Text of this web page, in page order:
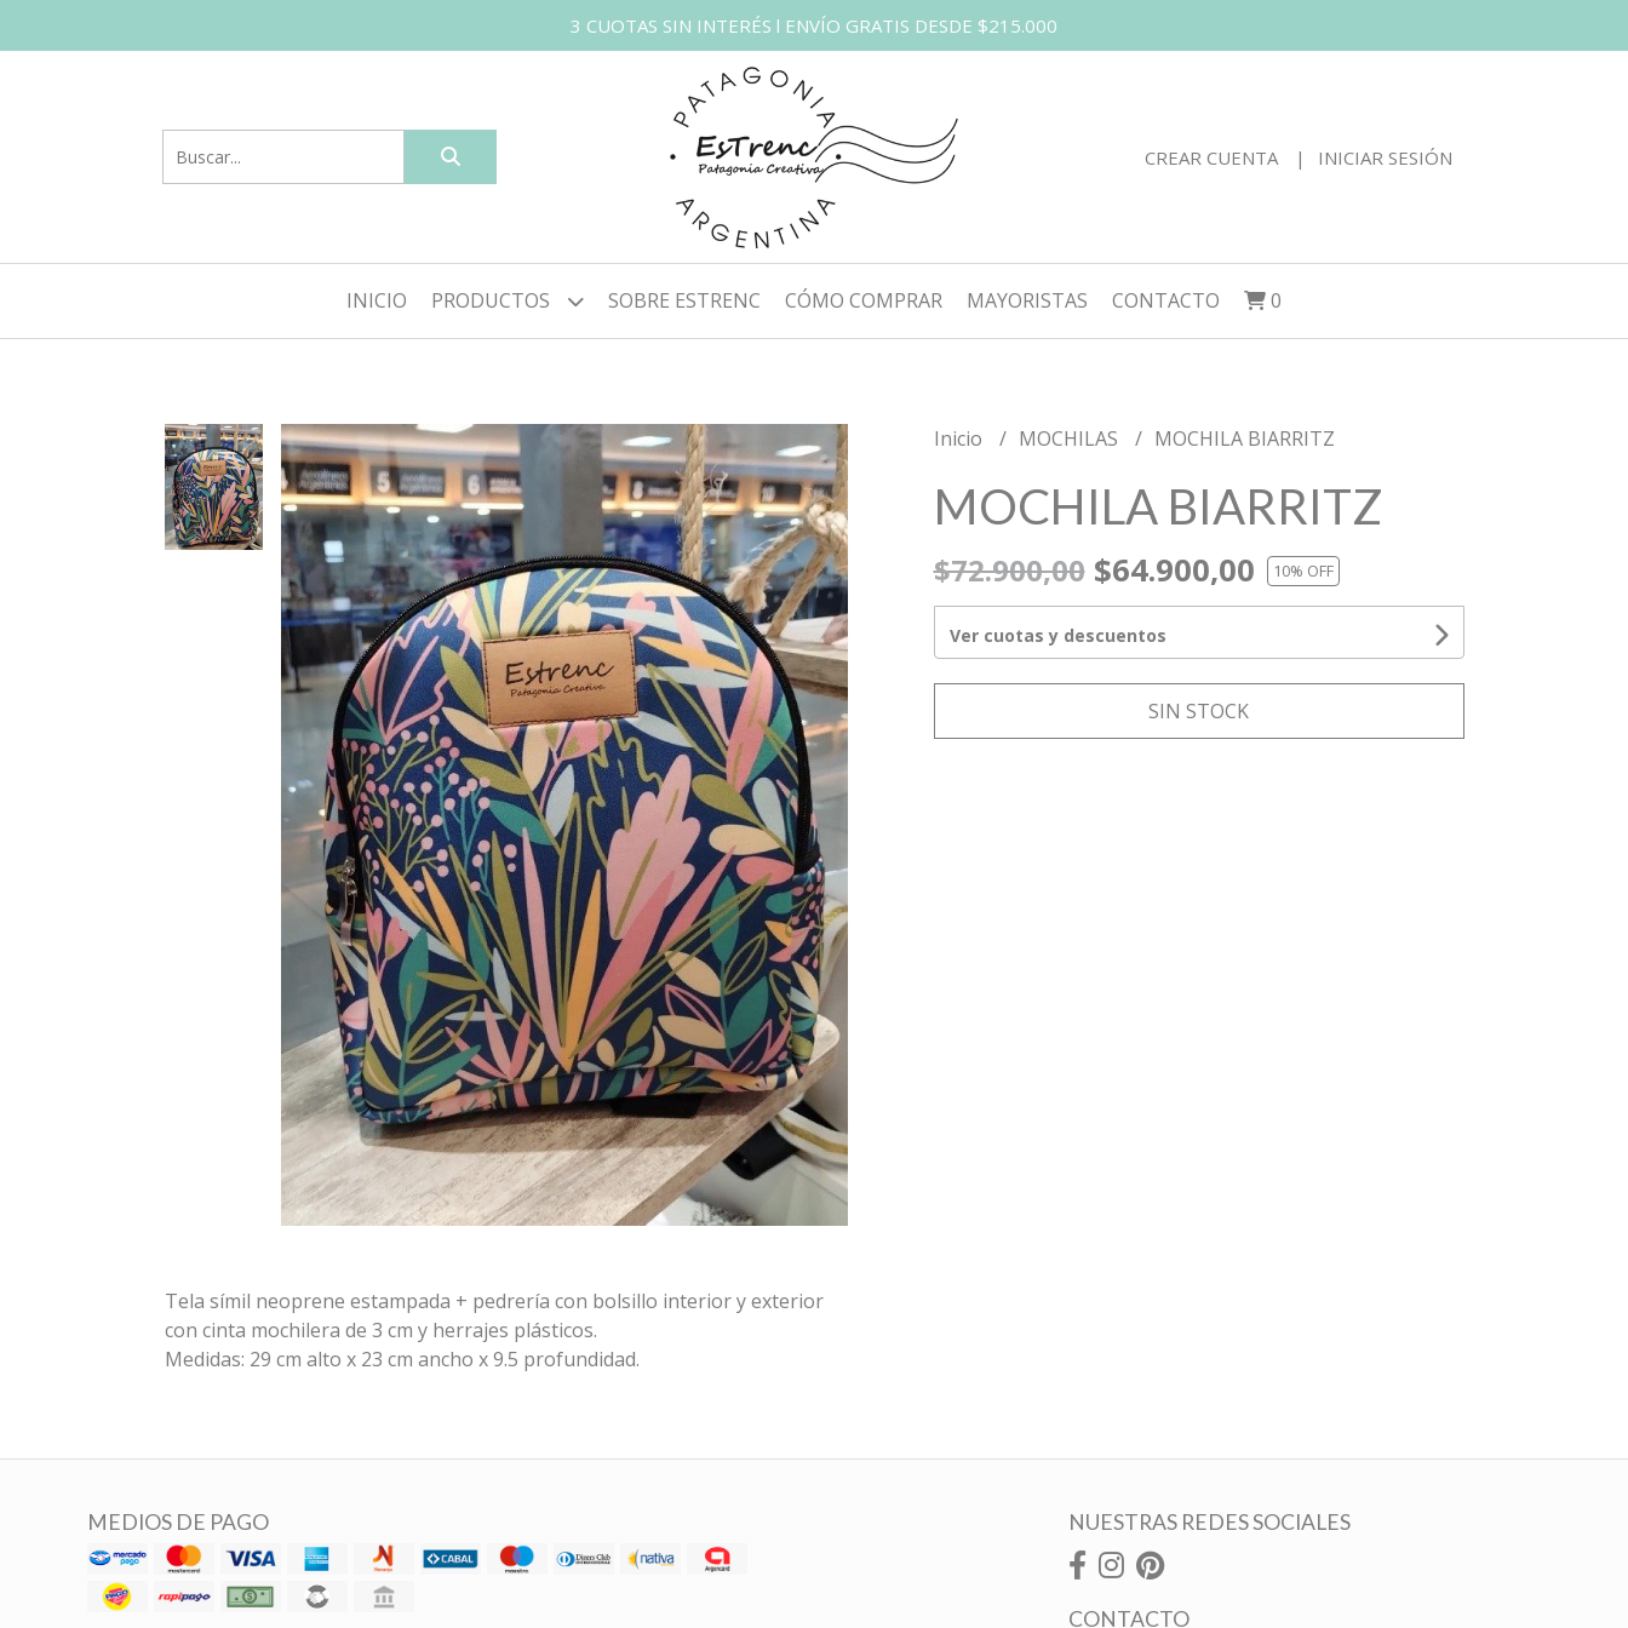
3 CUOTAS SIN INTERÉS l ENVÍO GRATIS DESDE $215.000
CREAR CUENTA INICIAR SESIÓN
INICIO PRODUCTOS SOBRE ESTRENC CÓMO COMPRAR MAYORISTAS CONTACTO 0
Tela símil neoprene estampada + pedrería con bolsillo interior y exterior
con cinta mochilera de 3 cm y herrajes plásticos.
Medidas: 29 cm alto x 23 cm ancho x 9.5 profundidad.
Inicio MOCHILAS MOCHILA BIARRITZ
MOCHILA BIARRITZ
$72.900,00$64.900,00 10% OFF
Ver cuotas y descuentos
SIN STOCK
MEDIOS DE PAGO NUESTRAS REDES SOCIALES
CONTACTO